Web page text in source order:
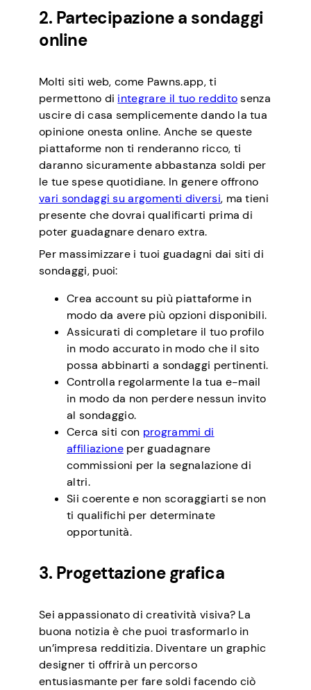
2. Partecipazione a sondaggi
online
Molti siti web, come Pawns.app, ti
permettono di integrare il tuo redditosenza
uscire di casa semplicemente dando la tua
opinione onesta online. Anche se queste
piattaforme non ti renderanno ricco, ti
daranno sicuramente abbastanza soldi per
le tue spese quotidiane. In genere offrono
vari sondaggi su argomenti diversi, ma tieni
presente che dovrai qualificarti prima di
poter guadagnare denaro extra.
Per massimizzare i tuoi guadagni dai siti di
sondaggi, puoi:
Crea account su più piattaforme in
modo da avere più opzioni disponibili.
Assicurati di completare il tuo profilo
in modo accurato in modo che il sito
possa abbinarti a sondaggi pertinenti.
Controlla regolarmente la tua e-mail
in modo da non perdere nessun invito
al sondaggio.
Cerca siti con programmi di
affiliazioneper guadagnare
commissioni per la segnalazione di
altri.
Sii coerente e non scoraggiarti se non
ti qualifichi per determinate
opportunità.
3. Progettazione grafica
Sei appassionato di creatività visiva? La
buona notizia è che puoi trasformarlo in
un’impresa redditizia. Diventare un graphic
designer ti offrirà un percorso
entusiasmante per fare soldi facendo ciò